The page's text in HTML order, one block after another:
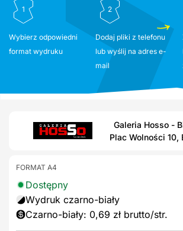
1
Wybierz odpowiedni
format wydruku
2
Dodaj pliki z telefonu
lub wyślij na adres e-
mail
Galeria Hosso -
Plac Wolności 10,
FORMAT A4
Dostępny
Wydruk czarno-biały
Czarno-biały: 0,69 zł brutto/str.